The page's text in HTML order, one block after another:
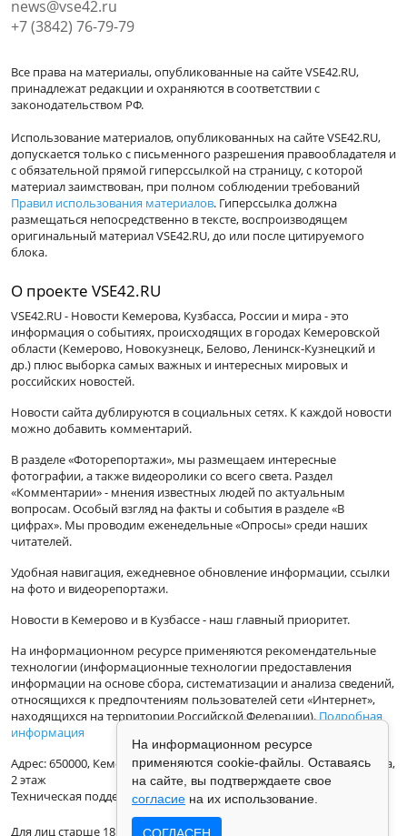
news@vse42.ru
+7 (3842) 76-79-79
Все права на материалы, опубликованные на сайте VSE42.RU,
принадлежат редакции и охраняются в соответствии с
законодательством РФ.
Использование материалов, опубликованных на сайте VSE42.RU,
допускается только с письменного разрешения правообладателя и
с обязательной прямой гиперссылкой на страницу, с которой
материал заимствован, при полном соблюдении требований
Правил использования материалов. Гиперссылка должна
размещаться непосредственно в тексте, воспроизводящем
оригинальный материал VSE42.RU, до или после цитируемого
блока.
О проекте VSE42.RU
VSE42.RU - Новости Кемерова, Кузбасса, России и мира - это
информация о событиях, происходящих в городах Кемеровской
области (Кемерово, Новокузнецк, Белово, Ленинск-Кузнецкий и
др.) плюс выборка самых важных и интересных мировых и
российских новостей.
Новости сайта дублируются в социальных сетях. К каждой новости
можно добавить комментарий.
В разделе «Фоторепортажи», мы размещаем интересные
фотографии, а также видеоролики со всего света. Раздел
«Комментарии» - мнения известных людей по актуальным
вопросам. Особый взгляд на факты и события в разделе «В
цифрах». Мы проводим еженедельные «Опросы» среди наших
читателей.
Удобная навигация, ежедневное обновление информации, ссылки
на фото и видеорепортажи.
Новости в Кемерово и в Кузбассе - наш главный приоритет.
На информационном ресурсе применяются рекомендательные
технологии (информационные технологии предоставления
информации на основе сбора, систематизации и анализа сведений,
относящихся к предпочтениям пользователей сети «Интернет»,
находящихся на территории Российской Федерации).Подробная
информация
Адрес: 650000, Кемеровская Область, г.Кемерово, ул.Кузбасская 33а,
2 этаж
Техническая поддержка: support@vse42.ru
Для лиц старше 18 лет.
На информационном ресурсе
применяются cookie-файлы. Оставаясь
на сайте, вы подтверждаете свое
согласие на их использование.